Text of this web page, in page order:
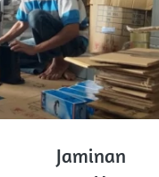
Jaminan